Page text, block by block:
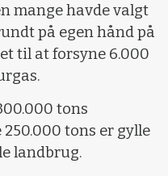
mange havde valgt
på egen hånd på
til at forsyne 6.000
tons
tons er gylle
landbrug.